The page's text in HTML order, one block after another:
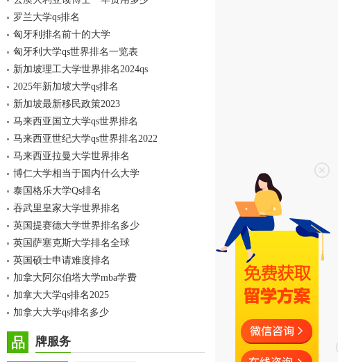
罗兰大学qs排名
匈牙利排名前十的大学
匈牙利大学qs世界排名一览表
新加坡理工大学世界排名2024qs
2025年新加坡大学qs排名
新加坡最新移民政策2023
马来西亚国立大学qs世界排名
马来西亚世纪大学qs世界排名2022
马来西亚拉曼大学世界排名
博仁大学相当于国内什么大学
泰国格乐大学Qs排名
吞武里皇家大学世界排名
英国提赛德大学世界排名多少
英国萨塞克斯大学排名全球
英国硕士申请难度排名
加拿大阿尔伯塔大学mba学费
加拿大大学qs排名2025
加拿大大学qs排名多少
品 牌服务